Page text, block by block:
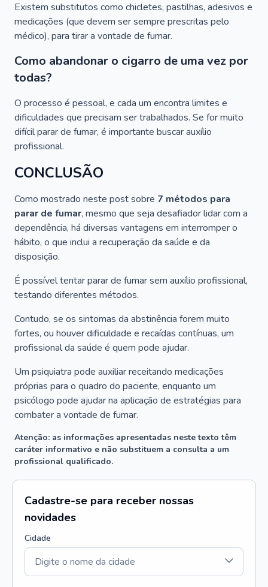
Existem substitutos como chicletes, pastilhas, adesivos e
medicações (que devem ser sempre prescritas pelo
médico), para tirar a vontade de fumar.
Como abandonar o cigarro de uma vez por
todas?
O processo é pessoal, e cada um encontra limites e
dificuldades que precisam ser trabalhados. Se for muito
difícil parar de fumar, é importante buscar auxílio
profissional.
CONCLUSÃO
Como mostrado neste post sobre 7 métodos para
parar de fumar, mesmo que seja desafiador lidar com a
dependência, há diversas vantagens em interromper o
hábito, o que inclui a recuperação da saúde e da
disposição.
É possível tentar parar de fumar sem auxílio profissional,
testando diferentes métodos.
Contudo, se os sintomas da abstinência forem muito
fortes, ou houver dificuldade e recaídas contínuas, um
profissional da saúde é quem pode ajudar.
Um psiquiatra pode auxiliar receitando medicações
próprias para o quadro do paciente, enquanto um
psicólogo pode ajudar na aplicação de estratégias para
combater a vontade de fumar.
Atenção: as informações apresentadas neste texto têm
caráter informativo e não substituem a consulta a um
profissional qualificado.
Cadastre-se para receber nossas
novidades
Cidade